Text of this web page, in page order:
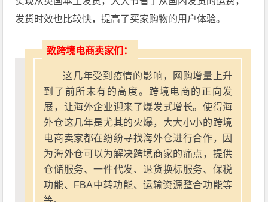
发货时效也比较快，提高了买家购物的用户体验。
致跨境电商卖家们：
这几年受到疫情的影响，网购增量上升
到了前所未有的高度。跨境电商的正向发
展，让海外企业迎来了爆发式增长。使得海
外仓这几年是尤其的火爆，大大小小的跨境
电商卖家都在纷纷寻找海外仓进行合作，因
为海外仓可以为解决跨境商家的痛点，提供
仓储服务、一件代发、退货换标服务、保税
功能、FBA中转功能、运输资源整合功能等